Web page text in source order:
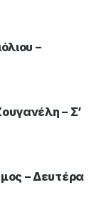
–
– Σ’
– Δευτέρα